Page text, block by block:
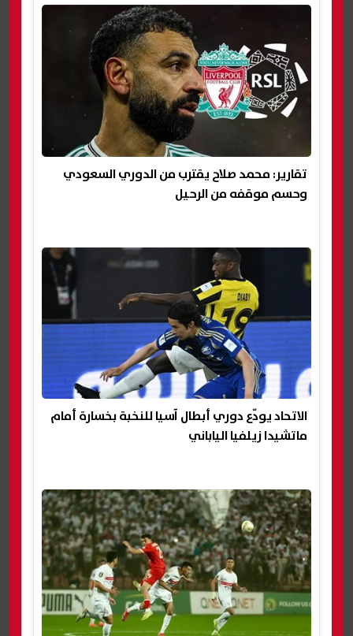
تقارير: محمد صلاح يقترب من الدوري السعودي
وحسم موقفه من الرحيل
الاتحاد يودّع دوري أبطال آسيا للنخبة بخسارة أمام
ماتشيدا زيلفيا الياباني